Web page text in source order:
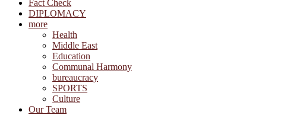
Fact Check
DIPLOMACY
more
Health
Middle East
Education
Communal Harmony
bureaucracy
SPORTS
Culture
Our Team